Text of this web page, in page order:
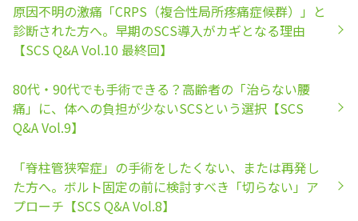
原因不明の激痛「CRPS（複合性局所疼痛症候群）」と
診断された方へ。早期のSCS導入がカギとなる理由
【SCS Q&A Vol.10 最終回】
80代・90代でも手術できる？高齢者の「治らない腰
痛」に、体への負担が少ないSCSという選択【SCS
Q&A Vol.9】
「脊柱管狭窄症」の手術をしたくない、または再発し
た方へ。ボルト固定の前に検討すべき「切らない」ア
プローチ【SCS Q&A Vol.8】